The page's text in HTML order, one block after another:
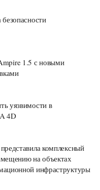
1.5 с новыми
уязвимости в
4D
комплексный
на объектах
инфраструктуры